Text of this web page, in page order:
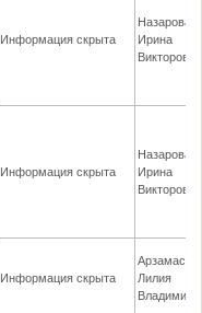
Информация скрыта
Назарова
Ирина
Викторовна
Информация скрыта
Назарова
Ирина
Викторовна
Информация скрыта
Лилия